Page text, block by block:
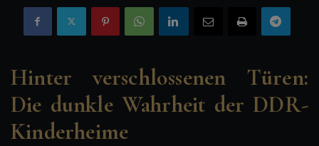
Hinter verschlossenen Türen:
Die dunkle Wahrheit der DDR-
Kinderheime